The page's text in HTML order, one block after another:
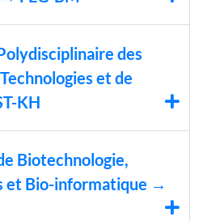
des
et de
KH
Biotechnologie,
et Bio-informatique →